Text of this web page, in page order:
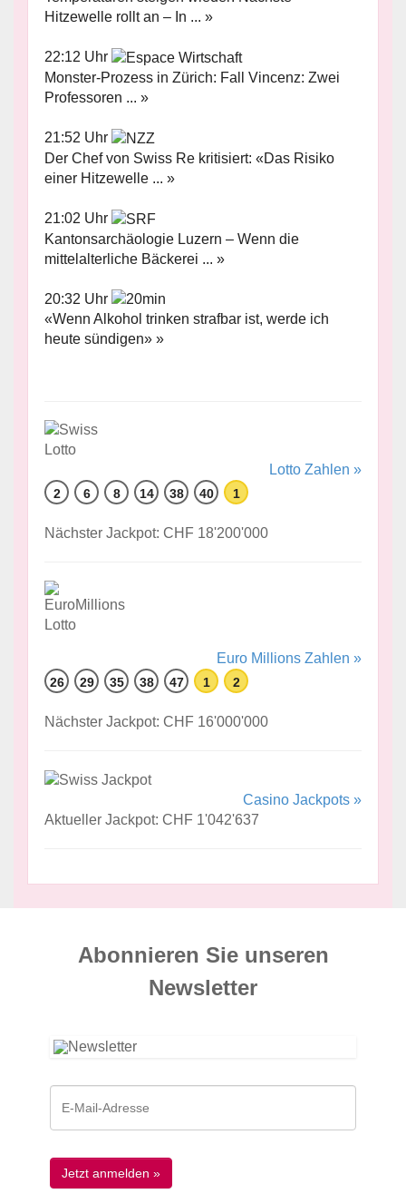
Hitzewelle rollt an – In ... »
22:12 Uhr
Monster-Prozess in Zürich: Fall Vincenz: Zwei
Professoren ... »
21:52 Uhr
Der Chef von Swiss Re kritisiert: «Das Risiko
einer Hitzewelle ... »
21:02 Uhr
Kantonsarchäologie Luzern – Wenn die
mittelalterliche Bäckerei ... »
20:32 Uhr
«Wenn Alkohol trinken strafbar ist, werde ich
heute sündigen» »
Lotto Zahlen »
2 6 8 14 38 40 1
Nächster Jackpot: CHF 18'200'000
Euro Millions Zahlen »
26 29 35 38 47 1 2
Nächster Jackpot: CHF 16'000'000
Casino Jackpots »
Aktueller Jackpot: CHF 1'042'637
Abonnieren Sie unseren
News­letter